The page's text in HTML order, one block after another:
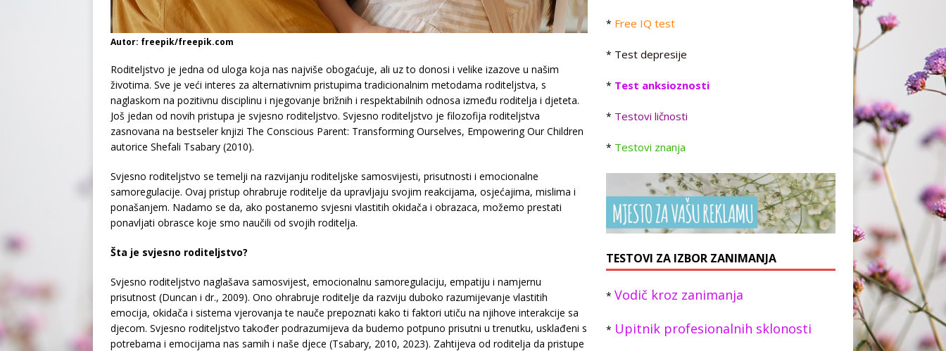
Autor: freepik/freepik.com
Roditeljstvo je jedna od uloga koja nas najviše obogaćuje, ali uz to donosi i velike izazove u našim
životima. Sve je veći interes za alternativnim pristupima tradicionalnim metodama roditeljstva, s
naglaskom na pozitivnu disciplinu i njegovanje brižnih i respektabilnih odnosa između roditelja i djeteta.
Još jedan od novih pristupa je svjesno roditeljstvo. Svjesno roditeljstvo je filozofija roditeljstva
zasnovana na bestseler knjizi The Conscious Parent: Transforming Ourselves, Empowering Our Children
autorice Shefali Tsabary (2010).
Svjesno roditeljstvo se temelji na razvijanju roditeljske samosvijesti, prisutnosti i emocionalne
samoregulacije. Ovaj pristup ohrabruje roditelje da upravljaju svojim reakcijama, osjećajima, mislima i
ponašanjem. Nadamo se da, ako postanemo svjesni vlastitih okidača i obrazaca, možemo prestati
ponavljati obrasce koje smo naučili od svojih roditelja.
Šta je svjesno roditeljstvo?
Svjesno roditeljstvo naglašava samosvijest, emocionalnu samoregulaciju, empatiju i namjernu
prisutnost (Duncan i dr., 2009). Ono ohrabruje roditelje da razviju duboko razumijevanje vlastitih
emocija, okidača i sistema vjerovanja te nauče prepoznati kako ti faktori utiču na njihove interakcije sa
djecom. Svjesno roditeljstvo također podrazumijeva da budemo potpuno prisutni u trenutku, usklađeni s
potrebama i emocijama nas samih i naše djece (Tsabary, 2010, 2023). Zahtijeva od roditelja da pristupe
* Free IQ test
* Test depresije
* Test anksioznosti
* Testovi ličnosti
* Testovi znanja
TESTOVI ZA IZBOR ZANIMANJA
* Vodič kroz zanimanja
* Upitnik profesionalnih sklonosti